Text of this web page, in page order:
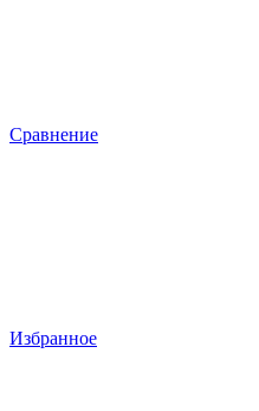
Сравнение
Избранное